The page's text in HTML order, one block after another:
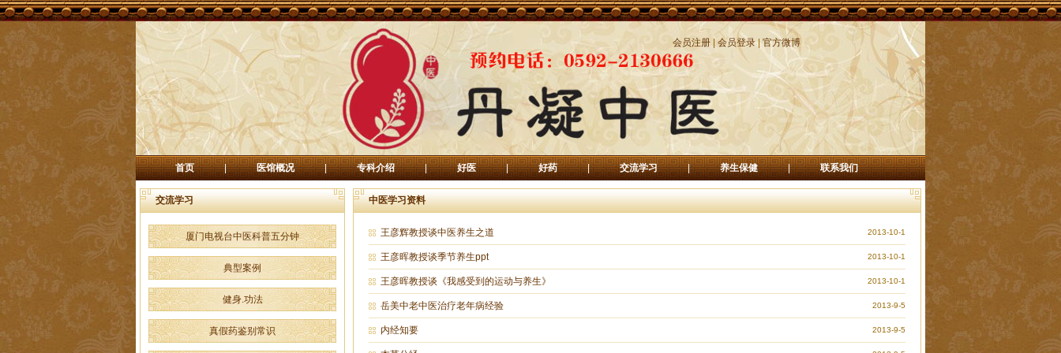
会员注册 会员登录 官方微博
首页 | 医馆概况 | 专科介绍 | 好医 | 好药 | 交流学习 | 养生保健 | 联系我们
交流学习
厦门电视台中医科普五分钟
典型案例
健身.功法
真假药鉴别常识
中医学习资料
2013-10-1
王彦辉教授谈中医养生之道
2013-10-1
王彦晖教授谈季节养生ppt
2013-10-1
王彦晖教授谈《我感受到的运动与养生》
2013-9-5
岳美中老中医治疗老年病经验
2013-9-5
内经知要